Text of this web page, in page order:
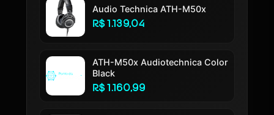
Audio Technica ATH-M50x
R$ 1.139,04
ATH-M50x Audiotechnica Color
Black
R$ 1.160,99